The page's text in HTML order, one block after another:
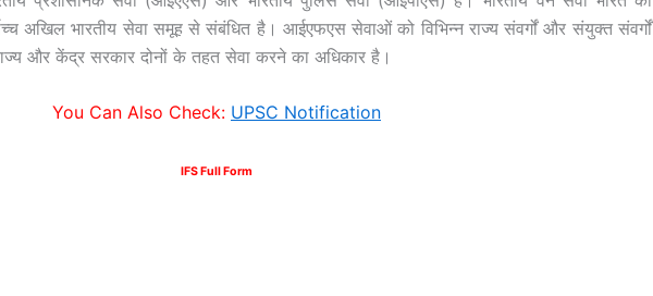
अखिल भारतीय सेवा समूह से संबंधित है। आईएफएस सेवाओं को विभिन्न राज्य संवर्गों और संयुक्त संवर्गों
और केंद्र सरकार दोनों के तहत सेवा करने का अधिकार है।
You Can Also Check: UPSC Notification
IFS Full Form